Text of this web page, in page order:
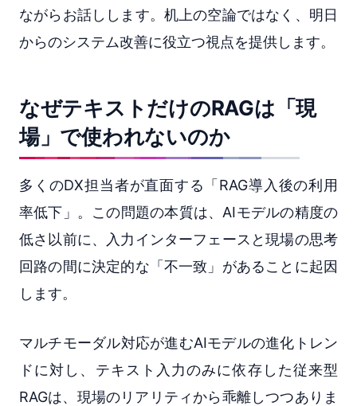
ながらお話しします。机上の空論ではなく、明日
からのシステム改善に役立つ視点を提供します。
なぜテキストだけのRAGは「現
場」で使われないのか
多くのDX担当者が直面する「RAG導入後の利用
率低下」。この問題の本質は、AIモデルの精度の
低さ以前に、入力インターフェースと現場の思考
回路の間に決定的な「不一致」があることに起因
します。
マルチモーダル対応が進むAIモデルの進化トレン
ドに対し、テキスト入力のみに依存した従来型
RAGは、現場のリアリティから乖離しつつありま